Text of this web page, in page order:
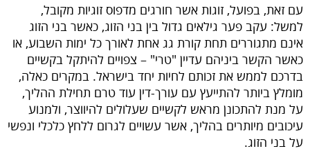
עם זאת, בפועל, זוגות אשר חורגים מדפוס זוגיות מקובל,
למשל: עקב פער גילאים גדול בין בני הזוג, כאשר בני הזוג
אינם מתגוררים תחת קורת גג אחת לאורך כל ימות השבוע, או
כאשר הקשר ביניהם עדיין "טרי" – צפויים להיתקל בקשיים
בדרכם לממש את זכותם לחיות יחד בישראל. במקרים כאלה,
מומלץ ביותר להתייעץ עם עורך-דין עוד טרם תחילת ההליך,
על מנת להתכונן מראש לקשיים שעלולים להיווצר, ולמנוע
עיכובים מיותרים בהליך, אשר עשויים לגרום ללחץ כלכלי ונפשי
על בני הזוג.